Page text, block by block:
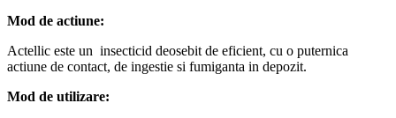
Mod de actiune:
Actellic este un insecticid deosebit de eficient, cu o puternica
actiune de contact, de ingestie si fumiganta in depozit.
Mod de utilizare: